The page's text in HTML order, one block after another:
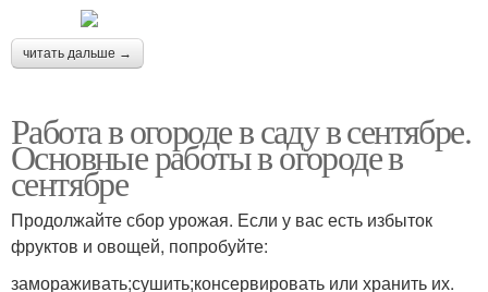
читать дальше →
Работа в огороде в саду в сентябре.
Основные работы в огороде в
сентябре
Продолжайте сбор урожая. Если у вас есть избыток
фруктов и овощей, попробуйте:
замораживать;сушить;консервировать или хранить их.